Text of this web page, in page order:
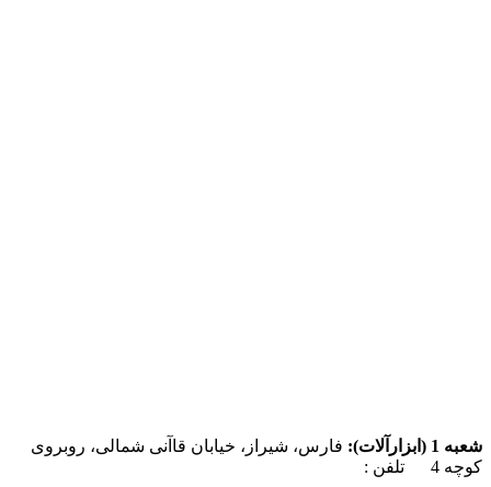
شعبه 1 (ابزارآلات):
فارس، شیراز، خیابان قاآنی شمالی، روبروی
کوچه 4 تلفن :